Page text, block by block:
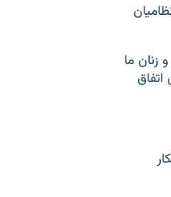
«این که مردان و زنان ما
بایدن اتفاق